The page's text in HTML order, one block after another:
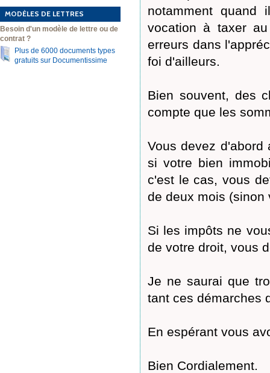
MODÈLES DE LETTRES
Besoin d'un modèle de lettre ou de
contrat ?
Plus de 6000 documents types
gratuits sur Documentissime
notamment quand
vocation à taxer
erreurs dans
foi d'ailleurs.
Bien souvent, des
compte que les
Vous devez
si votre bien
c'est le cas, vous
de deux mois (sinon
Si les impôts ne
de votre droit, vous
Je ne saurai que
tant ces démarches
En espérant vous
Bien Cordialement.